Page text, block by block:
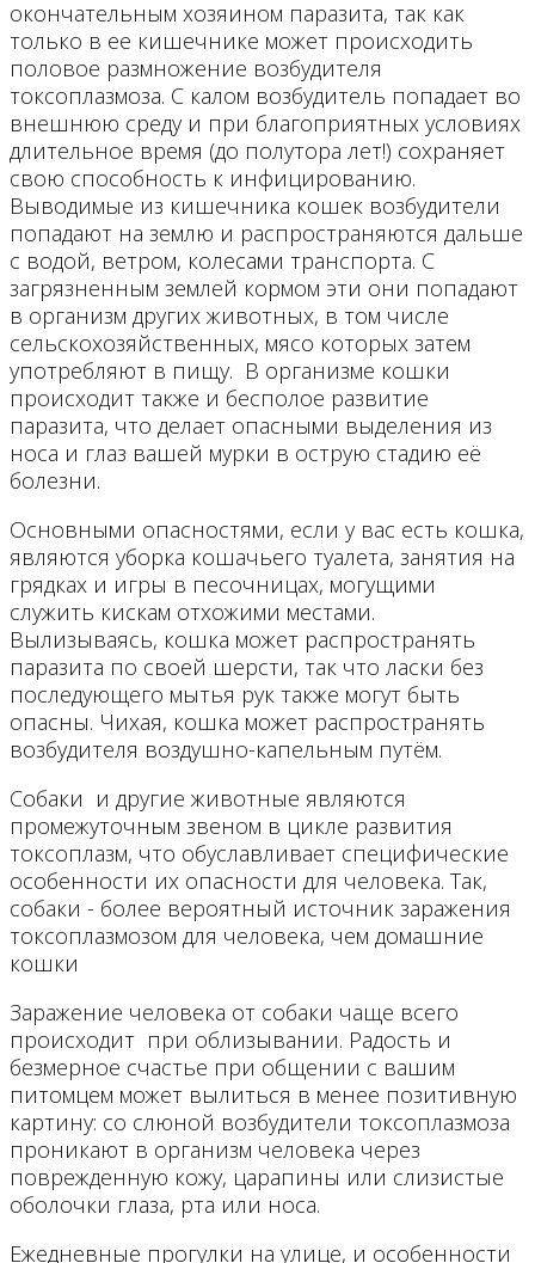
окончательным хозяином паразита, так как
только в ее кишечнике может происходить
половое размножение возбудителя
токсоплазмоза. С калом возбудитель попадает во
внешнюю среду и при благоприятных условиях
длительное время (до полутора лет!) сохраняет
свою способность к инфицированию.
Выводимые из кишечника кошек возбудители
попадают на землю и распространяются дальше
с водой, ветром, колесами транспорта. С
загрязненным землей кормом эти они попадают
в организм других животных, в том числе
сельскохозяйственных, мясо которых затем
употребляют в пищу. В организме кошки
происходит также и бесполое развитие
паразита, что делает опасными выделения из
носа и глаз вашей мурки в острую стадию её
болезни.
Основными опасностями, если у вас есть кошка,
являются уборка кошачьего туалета, занятия на
грядках и игры в песочницах, могущими
служить кискам отхожими местами.
Вылизываясь, кошка может распространять
паразита по своей шерсти, так что ласки без
последующего мытья рук также могут быть
опасны. Чихая, кошка может распространять
возбудителя воздушно-капельным путём.
Собаки и другие животные являются
промежуточным звеном в цикле развития
токсоплазм, что обуславливает специфические
особенности их опасности для человека. Так,
собаки - более вероятный источник заражения
токсоплазмозом для человека, чем домашние
кошки
Заражение человека от собаки чаще всего
происходит при облизывании. Радость и
безмерное счастье при общении с вашим
питомцем может вылиться в менее позитивную
картину: со слюной возбудители токсоплазмоза
проникают в организм человека через
поврежденную кожу, царапины или слизистые
оболочки глаза, рта или носа.
Ежедневные прогулки на улице, и особенности